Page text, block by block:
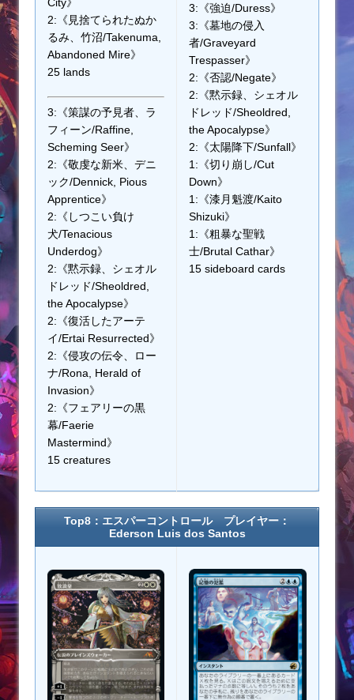
2:《見捨てられたぬか
るみ、竹沼/Takenuma,
Abandoned Mire》
25 lands
3:《策謀の予見者、ラ
フィーン/Raffine,
Scheming Seer》
2:《敬虔な新米、デニ
ック/Dennick, Pious
Apprentice》
2:《しつこい負け
犬/Tenacious
Underdog》
2:《黙示録、シェオル
ドレッド/Sheoldred,
the Apocalypse》
2:《復活したアーテ
イ/Ertai Resurrected》
2:《侵攻の伝令、ロー
ナ/Rona, Herald of
Invasion》
2:《フェアリーの黒
幕/Faerie
Mastermind》
15 creatures
3:《強迫/Duress》
3:《墓地の侵入
者/Graveyard
Trespasser》
2:《否認/Negate》
2:《黙示録、シェオル
ドレッド/Sheoldred,
the Apocalypse》
2:《太陽降下/Sunfall》
1:《切り崩し/Cut
Down》
1:《漆月魁渡/Kaito
Shizuki》
1:《粗暴な聖戦
士/Brutal Cathar》
15 sideboard cards
Top8：エスパーコントロール プレイヤー：
Ederson Luis dos Santos